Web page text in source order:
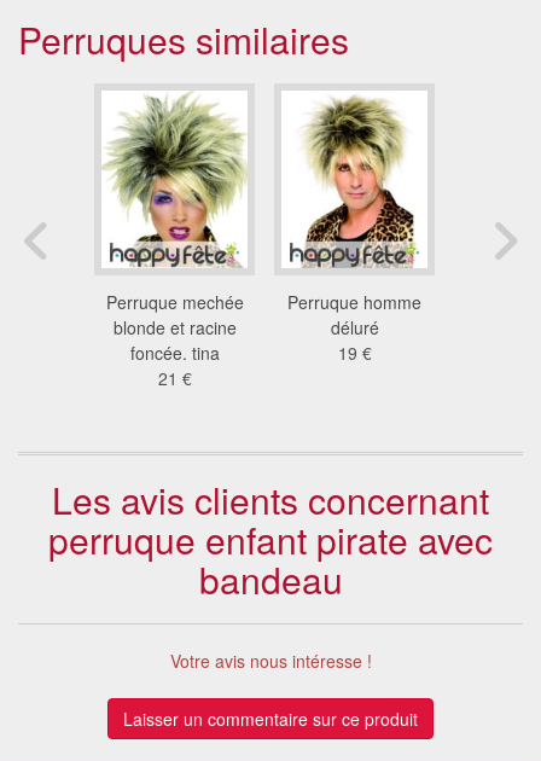
Perruques similaires
Perruque mechée
blonde et racine
foncée. tina
21 €
Perruque homme
déluré
19 €
Les avis clients concernant
perruque enfant pirate avec
bandeau
Votre avis nous intéresse !
Laisser un commentaire sur ce produit